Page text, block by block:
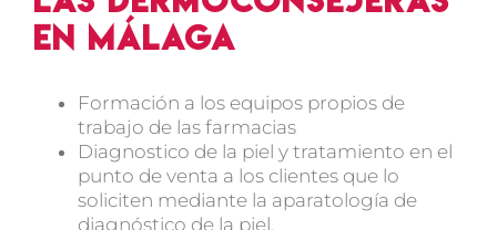
en Málaga
Formación a los equipos propios de
trabajo de las farmacias
Diagnostico de la piel y tratamiento en el
punto de venta a los clientes que lo
soliciten mediante la aparatología de
diagnóstico de la piel.